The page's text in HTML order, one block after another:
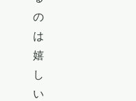
の
は
嬉
し
い